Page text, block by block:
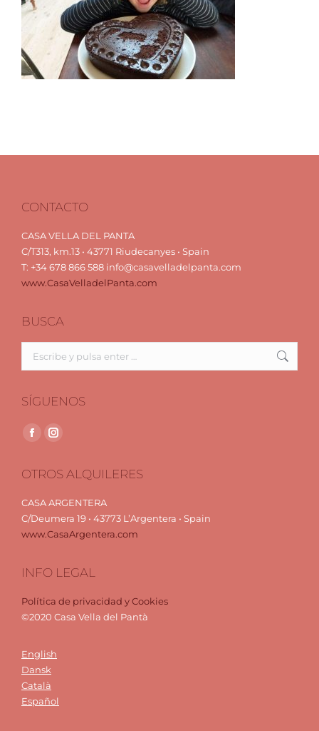
CONTACTO
CASA VELLA DEL PANTA
C/T313, km.13 • 43771 Riudecanyes • Spain
T: +34 678 866 588 info@casavelladelpanta.com
www.CasaVelladelPanta.com
BUSCA
SÍGUENOS
Encuéntranos en:
Facebook
opens
new
window
Instagram
opens
new
window
OTROS ALQUILERES
CASA ARGENTERA
C/Deumera 19 • 43773 L’Argentera • Spain
www.CasaArgentera.com
INFO LEGAL
Política de privacidad y Cookies
©2020 Casa Vella del Pantà
English
Dansk
Català
Español